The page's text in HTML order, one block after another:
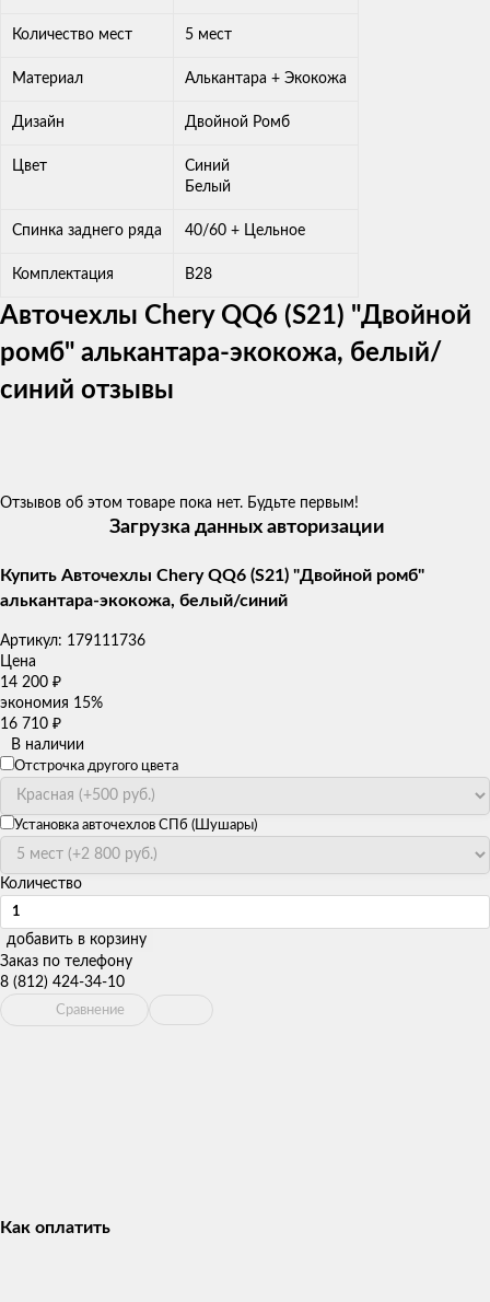
Количество мест 5 мест
Материал Алькантара + Экокожа
Дизайн Двойной Ромб
Цвет
Синий
Белый
Спинка заднего ряда 40/60 + Цельное
Комплектация B28
Авточехлы Chery QQ6 (S21) "Двойной
ромб" алькантара-экокожа, белый/
синий отзывы
Отзывов об этом товаре пока нет. Будьте первым!
Загрузка данных авторизации
Купить Авточехлы Chery QQ6 (S21) "Двойной ромб"
алькантара-экокожа, белый/синий
Артикул: 179111736
Цена
14 200 ₽
экономия 15%
16 710 ₽
В наличии
Отстрочка другого цвета
Установка авточехлов СПб (Шушары)
Количество
добавить в корзину
Заказ по телефону
8 (812) 424-34-10
Сравнение
Как оплатить